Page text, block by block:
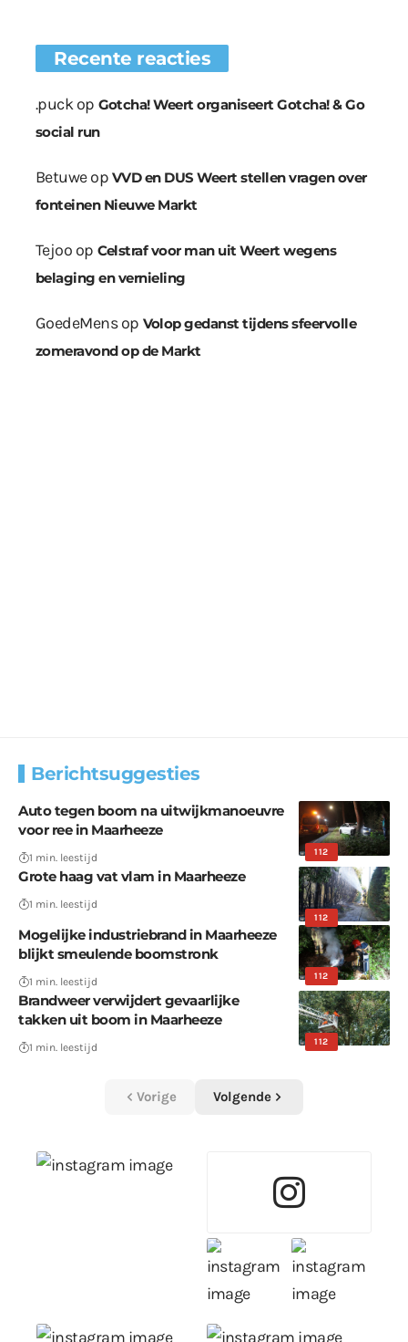
Recente reacties
.puckop Gotcha! Weert organiseert Gotcha! & Go
social run
Betuweop VVD en DUS Weert stellen vragen over
fonteinen Nieuwe Markt
Tejoo op Celstraf voor man uit Weert wegens
belaging en vernieling
GoedeMensop Volop gedanst tijdens sfeervolle
zomeravond op de Markt
Berichtsuggesties
112
Auto tegen boom na uitwijkmanoeuvre
voor ree in Maarheeze
1 min. leestijd
112
Grote haag vat vlam in Maarheeze
1 min. leestijd
112
Mogelijke industriebrand in Maarheeze
blijkt smeulende boomstronk
1 min. leestijd
112
Brandweer verwijdert gevaarlijke
takken uit boom in Maarheeze
1 min. leestijd
Vorige Volgende